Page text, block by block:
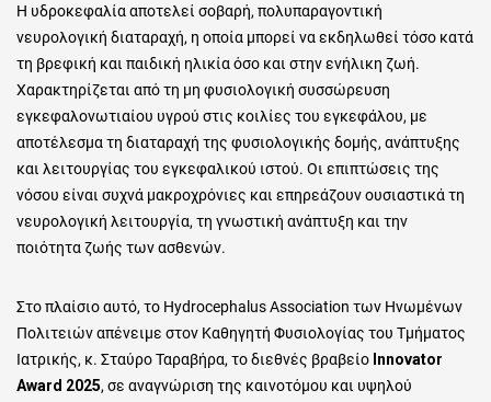
Η υδροκεφαλία αποτελεί σοβαρή, πολυπαραγοντική
νευρολογική διαταραχή, η οποία μπορεί να εκδηλωθεί τόσο κατά
τη βρεφική και παιδική ηλικία όσο και στην ενήλικη ζωή.
Χαρακτηρίζεται από τη μη φυσιολογική συσσώρευση
εγκεφαλονωτιαίου υγρού στις κοιλίες του εγκεφάλου, με
αποτέλεσμα τη διαταραχή της φυσιολογικής δομής, ανάπτυξης
και λειτουργίας του εγκεφαλικού ιστού. Οι επιπτώσεις της
νόσου είναι συχνά μακροχρόνιες και επηρεάζουν ουσιαστικά τη
νευρολογική λειτουργία, τη γνωστική ανάπτυξη και την
ποιότητα ζωής των ασθενών.
Στο πλαίσιο αυτό, το Hydrocephalus Association των Ηνωμένων
Πολιτειών απένειμε στον Καθηγητή Φυσιολογίας του Τμήματος
Ιατρικής, κ. Σταύρο Ταραβήρα, το διεθνές βραβείο Innovator
Award 2025, σε αναγνώριση της καινοτόμου και υψηλού